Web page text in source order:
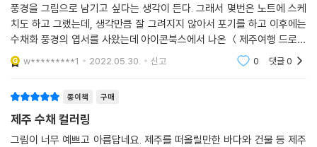
풍경을 그림으로 남기고 싶다는 생각이 든다. 그래서 몇번은 노트에 스케
치도 하고 그랬는데, 생각만큼 잘 그려지지 않아서 포기를 하고 이후에는
수채화 풍경의 엽서를 사왔는데 아이콘북스에서 나온 ＜제주여행 드로잉
컬러링북＞은 딱 내가 제주를 여행하며 그리고 싶었던 풍경이 담겨있다.
당장 바다가 보고싶
w*********1 2022.05.30. 신고 0 댓글0
종이책 구매
제주 수채 컬러링
그림이 너무 예쁘고 아름답네요. 제주를 떠올릴만한 바다와 건물 등 제주